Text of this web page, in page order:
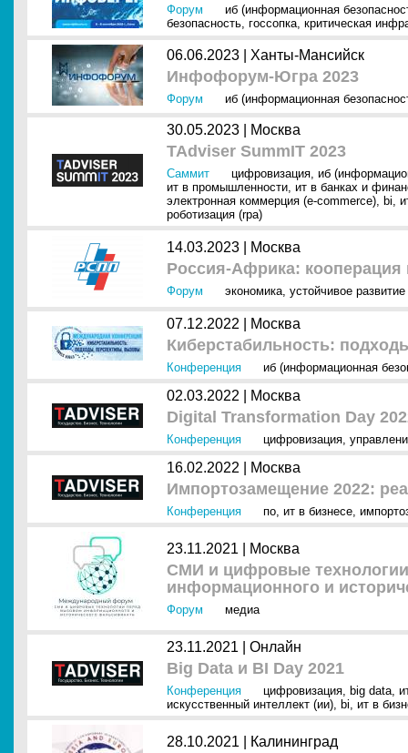
Форум
иб (информационная
безопасность, госсопка, критическая
06.06.2023 | Ханты-Мансийск
Инфофорум-Югра 2023
Форум иб (информационная
30.05.2023 | Москва
TAdviser SummIT 2023
Саммит цифровизация, иб
ит в промышленности, ит в банках и
электронная коммерция (e-commerce), bi,
роботизация (rpa)
14.03.2023 | Москва
Россия-Африка: кооперация
Форум экономика, устойчивое развитие
07.12.2022 | Москва
Киберстабильность:
Конференция иб (информационная
02.03.2022 | Москва
Digital Transformation Day
Конференция цифровизация,
16.02.2022 | Москва
Импортозамещение 2022:
Конференция по, ит в бизнесе,
23.11.2021 | Москва
СМИ и цифровые
информационного и
Форум медиа
23.11.2021 | Онлайн
Big Data и BI Day 2021
Конференция цифровизация, big data,
искусственный интеллект (ии), bi, ит в
28.10.2021 | Калининград